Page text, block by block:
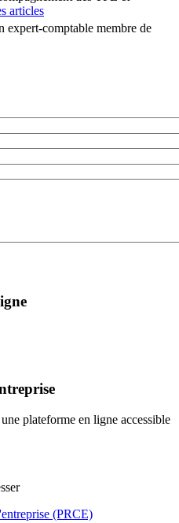
articles
expert-comptable membre de
plateforme en ligne accessible
(PRCE)